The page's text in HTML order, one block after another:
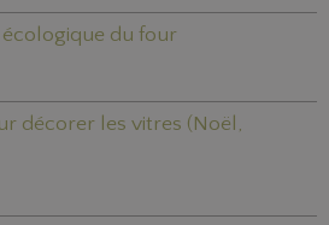
du four
décorer les vitres (Noël,